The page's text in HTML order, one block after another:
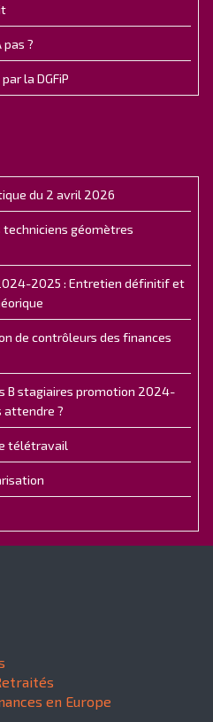
pas ?
la DGFiP
du 2 avril 2026
techniciens géomètres
2025 : Entretien définitif et
de contrôleurs des finances
B stagiaires promotion 2024-
attendre ?
télétravail
en Europe